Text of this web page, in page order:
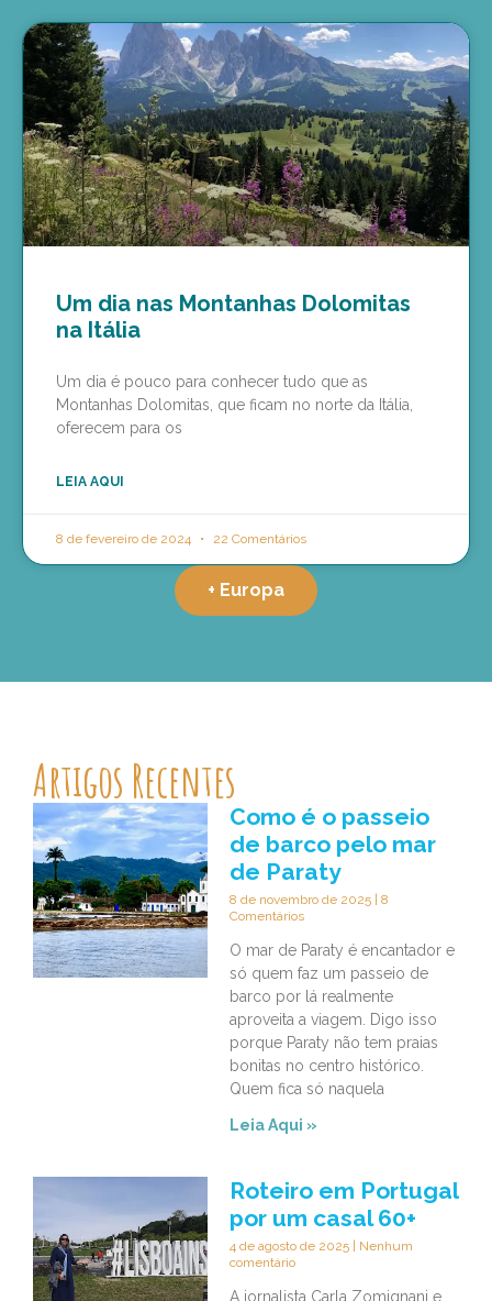
Um dia nas Montanhas Dolomitas
na Itália
Um dia é pouco para conhecer tudo que as
Montanhas Dolomitas, que ficam no norte da Itália,
oferecem para os
LEIA AQUI
8 de fevereiro de 2024 22 Comentários
+ Europa
Artigos Recentes
Como é o passeio
de barco pelo mar
de Paraty
8 de novembro de 2025
8
Comentários
O mar de Paraty é encantador e
só quem faz um passeio de
barco por lá realmente
aproveita a viagem. Digo isso
porque Paraty não tem praias
bonitas no centro histórico.
Quem fica só naquela
Leia Aqui »
Roteiro em Portugal
por um casal 60+
4 de agosto de 2025
Nenhum
comentário
A jornalista Carla Zomignani e